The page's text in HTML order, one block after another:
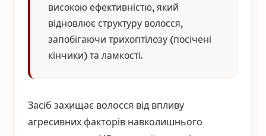
високою ефективністю, який
відновлює структуру волосся,
запобігаючи трихоптілозу (посічені
кінчики) та ламкості.
Засіб захищає волосся від впливу
агресивних факторів навколишнього